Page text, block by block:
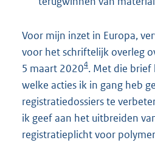
Voor mijn inzet in Europa,
voor het schriftelijk overleg
5 maart 20204. Met die brief
welke acties ik in gang heb
registratiedossiers te
ik geef aan het uitbreiden
registratieplicht voor